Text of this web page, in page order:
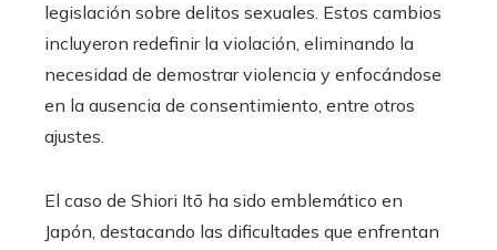
legislación sobre delitos sexuales. Estos cambios
incluyeron redefinir la violación, eliminando la
necesidad de demostrar violencia y enfocándose
en la ausencia de consentimiento, entre otros
ajustes.
El caso de Shiori Itō ha sido emblemático en
Japón, destacando las dificultades que enfrentan